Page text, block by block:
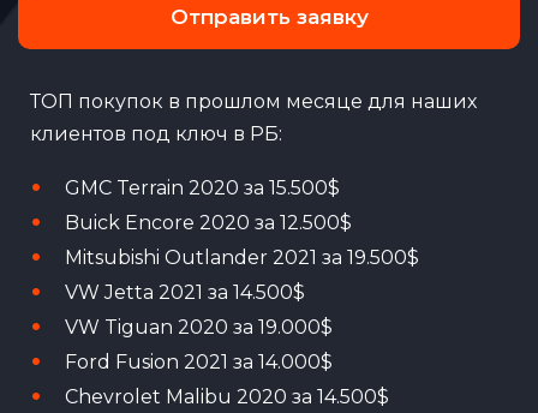
Отправить заявку
ТОП покупок в прошлом месяце для наших
клиентов под ключ в РБ:
GMC Terrain 2020 за 15.500$
Buick Encore 2020 за 12.500$
Mitsubishi Outlander 2021 за 19.500$
VW Jetta 2021 за 14.500$
VW Tiguan 2020 за 19.000$
Ford Fusion 2021 за 14.000$
Chevrolet Malibu 2020 за 14.500$